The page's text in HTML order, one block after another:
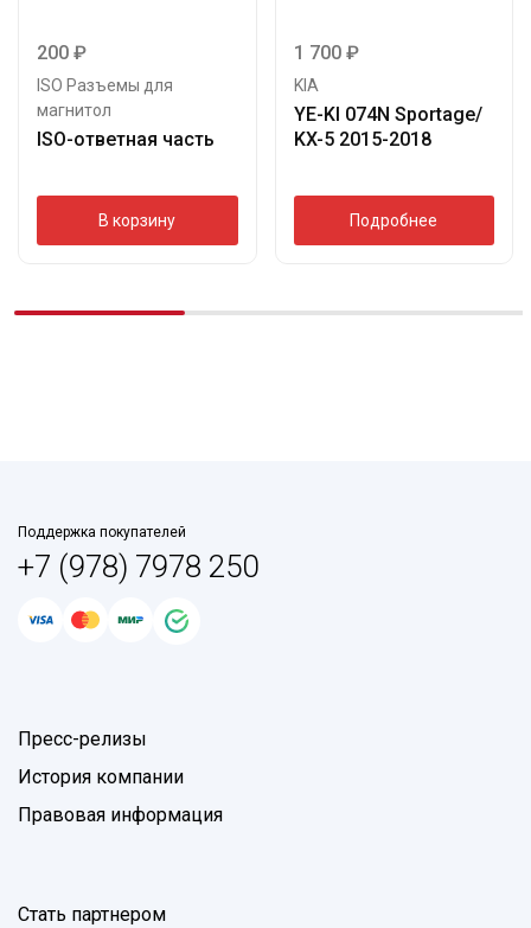
200 ₽
ISO Разъемы для
магнитол
ISO-ответная часть
В корзину
1 700 ₽
KIA
YE-KI 074N Sportage/
KX-5 2015-2018
Подробнее
Поддержка покупателей
+7 (978) 7978 250
Пресс-релизы
История компании
Правовая информация
Стать партнером